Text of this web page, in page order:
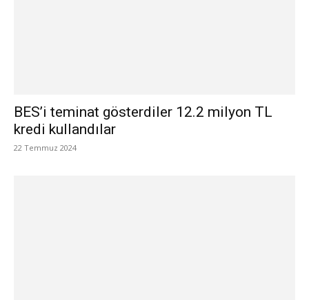
BES’i teminat gösterdiler 12.2 milyon TL
kredi kullandılar
22 Temmuz 2024